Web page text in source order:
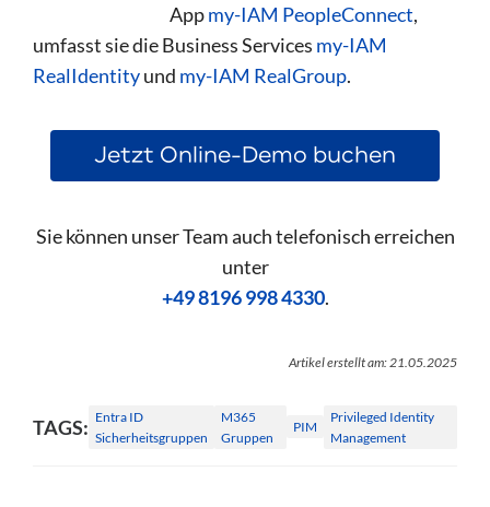
Appmy-IAM PeopleConnect,
umfasst sie die Business Services my-IAM
RealIdentityund my-IAM RealGroup.
Jetzt Online-Demo buchen
Sie können unser Team auch telefonisch erreichen
unter
+49 8196 998 4330.
Artikel erstellt am: 21.05.2025
TAGS: Entra ID
Sicherheitsgruppen
M365
Gruppen
PIM
Privileged Identity
Management